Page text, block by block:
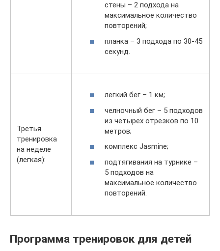
стены – 2 подхода на
максимальное количество
повторений;
планка – 3 подхода по 30-45
секунд.
Третья
тренировка
на неделе
(легкая):
легкий бег – 1 км;
челночный бег – 5 подходов
из четырех отрезков по 10
метров;
комплекс Jasmine;
подтягивания на турнике –
5 подходов на
максимальное количество
повторений.
Программа тренировок для детей